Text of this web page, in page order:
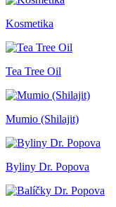
Kosmetika
Tea Tree Oil
Mumio (Shilajit)
Byliny Dr. Popova